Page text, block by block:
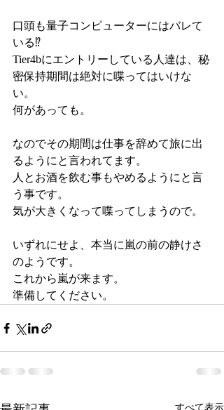
口頭も量子コンピューターにはバレて
いる⁉︎
Tier4bにエントリーしている人達は、秘
密保持期間は絶対に喋ってはいけな
い。
何があっても。
なのでその期間は仕事を辞めて旅に出
るようにと言われてます。
人とお酒を飲む事もやめるようにと言
う事です。
気が大きくなって喋ってしまうので。
いずれにせよ、本当に嵐の前の静けさ
のようです。
これから嵐が来ます。
準備してください。
すべて表示